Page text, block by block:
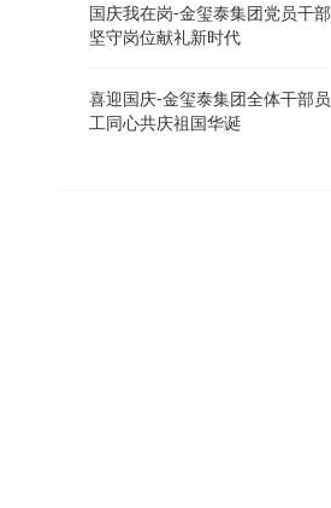
国庆我在岗-金玺泰集团党员干部
坚守岗位献礼新时代
喜迎国庆-金玺泰集团全体干部员
工同心共庆祖国华诞